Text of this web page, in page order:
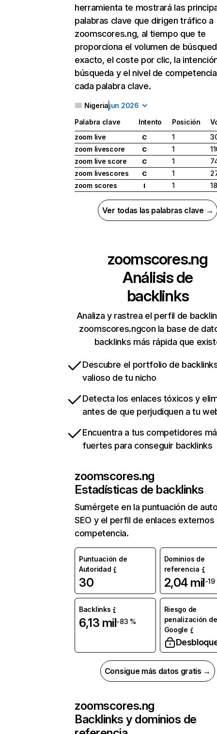
herramienta te mostrará las
palabras clave que dirigen tráfico a
zoomscores.ng, al tiempo que te
proporciona el volumen de
exacto, el coste por clic, la
búsqueda y el nivel de
cada palabra clave.
Nigeriajun 2026
Palabra clave Intento Posición
zoom live
C 1
zoom livescore
C 1
zoom live score
C 1
zoom livescores
C 1
zoom scores
I 1
Ver todas las palabras clave →
zoomscores.ng
Análisis de
backlinks
Analiza y rastrea el perfil de
zoomscores.ngcon la base de
backlinks más rápida que
Descubre el portfolio de
valioso de tu nicho
Detecta los enlaces tóxicos y
antes de que perjudiquen a tu
Encuentra a tus competidores
fuertes para conseguir backlinks
zoomscores.ng
Estadísticas de backlinks
Sumérgete en la puntuación de
SEO y el perfil de enlaces externos
competencia.
Puntuación de
Autoridad
30
Dominios de
referencia
2,04 mil-19
Backlinks
6,13 mil-83 %
Riesgo de
penalización de
Google
Consigue más datos gratis →
zoomscores.ng
Backlinks y dominios de